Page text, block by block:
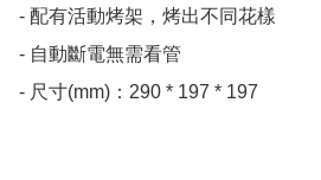
- 配有活動烤架，烤出不同花樣
- 自動斷電無需看管
- 尺寸(mm)：290 * 197 * 197